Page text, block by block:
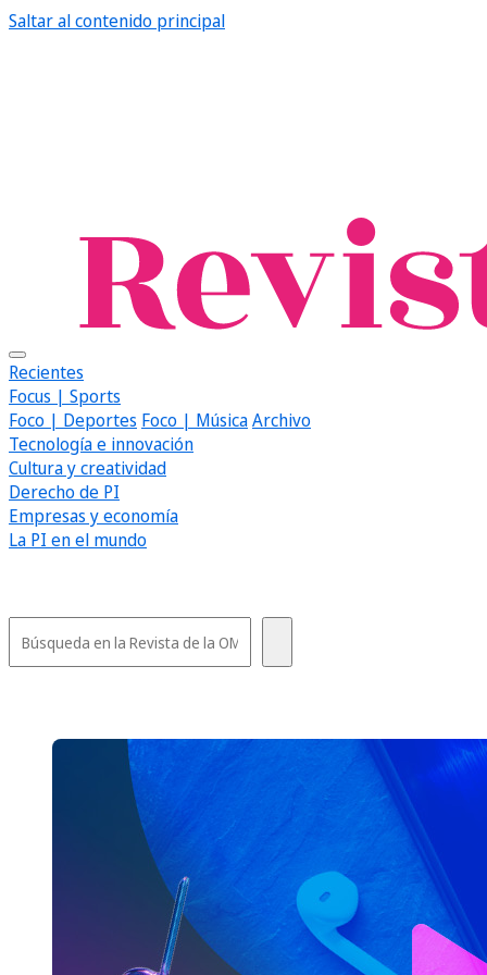
Saltar al contenido principal
Recientes
Focus | Sports
Foco | Deportes Foco | MúsicaArchivo
Tecnología e innovación
Cultura y creatividad
Derecho de PI
Empresas y economía
La PI en el mundo